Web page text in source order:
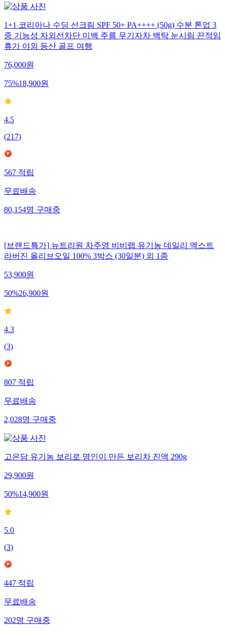
1+1 코리아나 수딩 선크림 SPF 50+ PA++++ (50g) 수분 톤업 3
중 기능성 자외선차단 미백 주름 무기자차 백탁 눈시림 끈적임
휴가 야외 등산 골프 여행
76,000원
75%18,900원
4.5
(217)
567적립
무료배송
80,154명구매중
[브랜드특가] 뉴트리원 차주영 비비랩 유기농 데일리 엑스트
라버진 올리브오일 100% 3박스 (30일분) 외 1종
53,900원
50%26,900원
4.3
(3)
807적립
무료배송
2,028명구매중
고은담 유기농 보리로 명인이 만든 보리차 진액 290g
29,900원
50%14,900원
5.0
(3)
447적립
무료배송
202명구매중